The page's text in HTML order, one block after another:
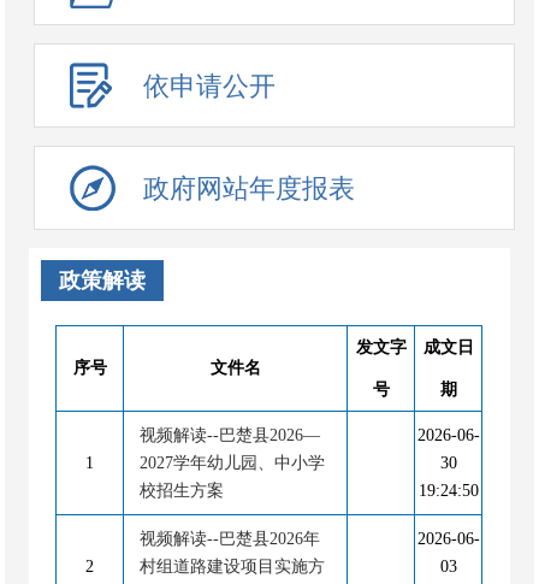
依申请公开
政府网站年度报表
政策解读
序号 文件名
发文字
号
成文日
期
1
视频解读--巴楚县2026—
2027学年幼儿园、中小学
校招生方案
2026-06-
30
19:24:50
2
视频解读--巴楚县2026年
村组道路建设项目实施方
2026-06-
03